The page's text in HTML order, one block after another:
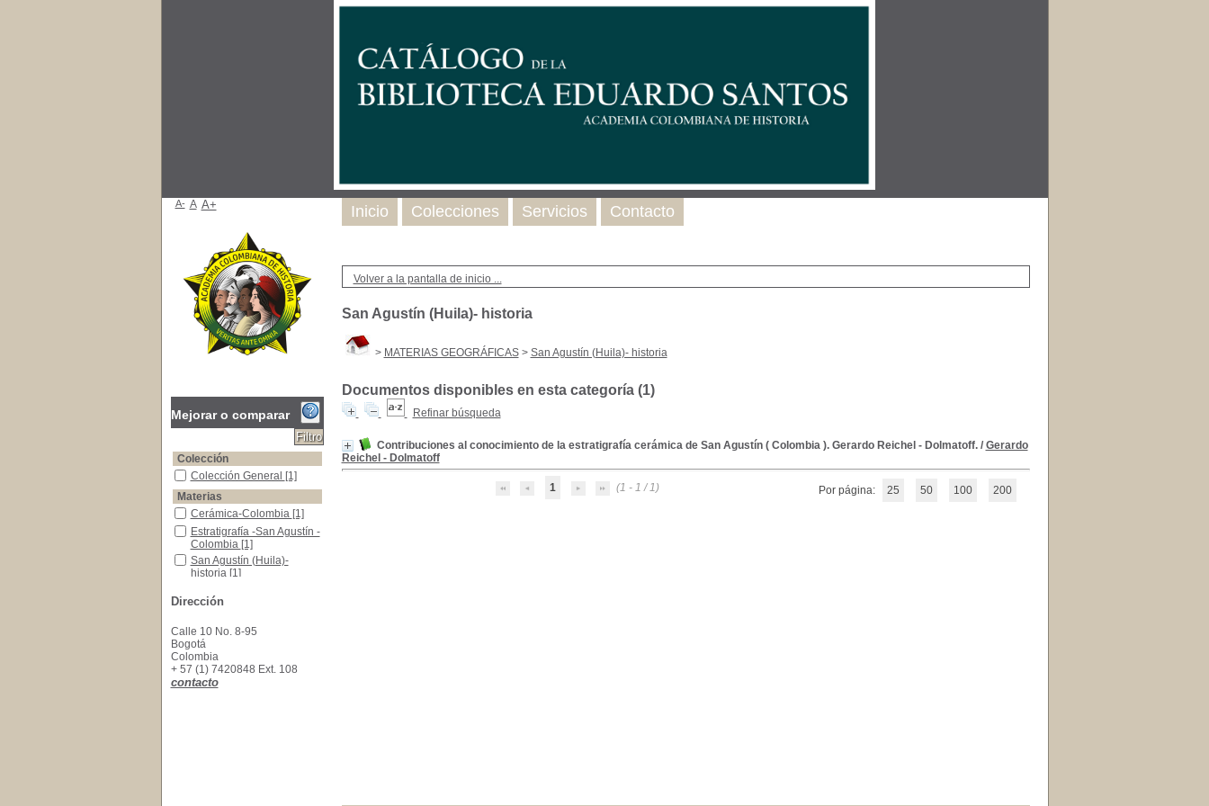
Volver a la pantalla de inicio ...
San Agustín (Huila)- historia
> MATERIAS GEOGRÁFICAS> San Agustín (Huila)- historia
Documentos disponibles en esta categoría (1)
Refinar búsqueda
Contribuciones al conocimiento de la estratigrafía cerámica de San Agustín ( Colombia ). Gerardo Reichel - Dolmatoff./ Gerardo
Reichel - Dolmatoff
1 (1 - 1 / 1) Por página: 25 50 100 200
Inicio Colecciones Servicios Contacto
A- A A+
Mejorar o comparar
Colección
Colección General
Colección General [1]
Materias
Cerámica-Colombia
Cerámica-Colombia [1]
Estratigrafía -San Agustín - Colombia
Estratigrafía -San Agustín -
Colombia [1]
San Agustín (Huila)- historia
San Agustín (Huila)-
historia [1]
Dirección
Calle 10 No. 8-95
Bogotá
Colombia
+ 57 (1) 7420848 Ext. 108
contacto